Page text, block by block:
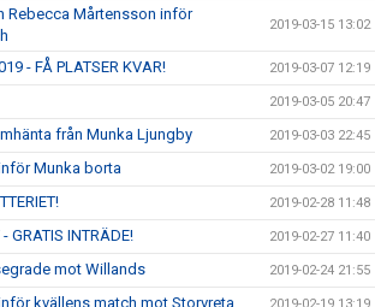
Rebecca Mårtensson inför
2019-03-15 13:02
- FÅ PLATSER KVAR! 2019-03-07 12:19
2019-03-05 20:47
från Munka Ljungby 2019-03-03 22:45
Munka borta 2019-03-02 19:00
2019-02-28 11:48
GRATIS INTRÄDE! 2019-02-27 11:40
mot Willands 2019-02-24 21:55
kvällens match mot Storvreta 2019-02-19 13:19